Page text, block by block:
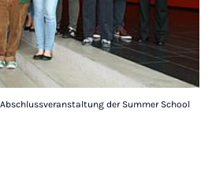
der Summer School